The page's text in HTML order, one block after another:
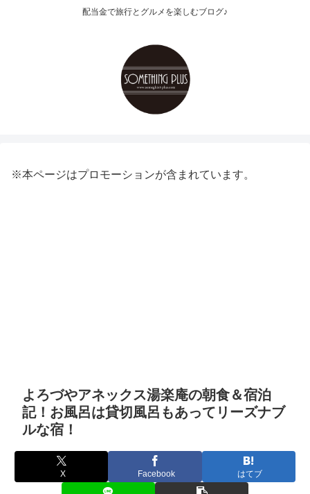
配当金で旅行とグルメを楽しむブログ♪
※本ページはプロモーションが含まれています。
よろづやアネックス湯楽庵の朝食＆宿泊
記！お風呂は貸切風呂もあってリーズナブ
ルな宿！
X Facebook はてブ